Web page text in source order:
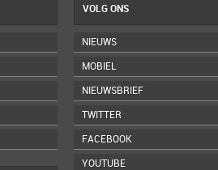
VOLG ONS
NIEUWS
MOBIEL
NIEUWSBRIEF
TWITTER
FACEBOOK
YOUTUBE